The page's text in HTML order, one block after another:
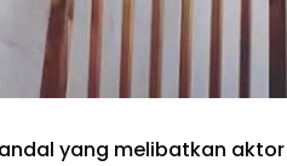
yang melibatkan